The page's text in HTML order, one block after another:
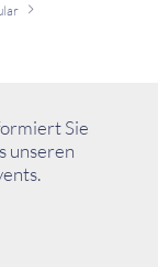
Sie
unseren